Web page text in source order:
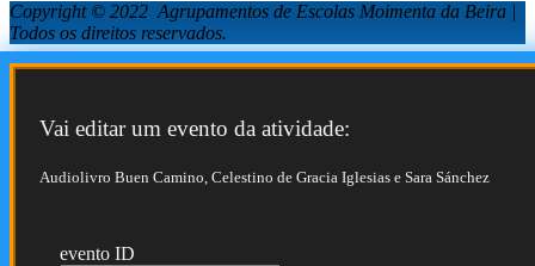
Copyright © 2022 Agrupamentos de Escolas Moimenta da Beira |
Todos os direitos reservados.
Vai editar um evento da atividade:
Audiolivro Buen Camino, Celestino de Gracia Iglesias e Sara Sánchez
evento ID